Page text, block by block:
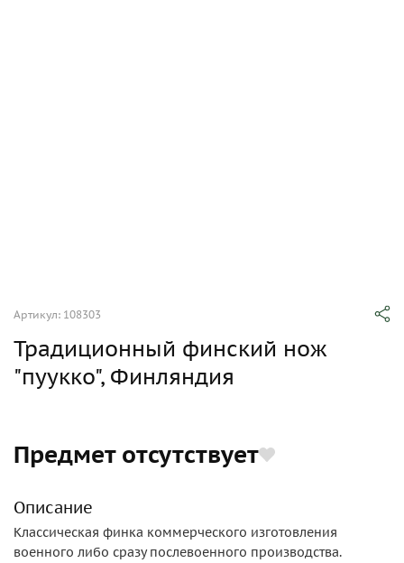
Артикул: 108303
Традиционный финский нож
"пуукко", Финляндия
Предмет отсутствует
Описание
Классическая финка коммерческого изготовления
военного либо сразу послевоенного производства.